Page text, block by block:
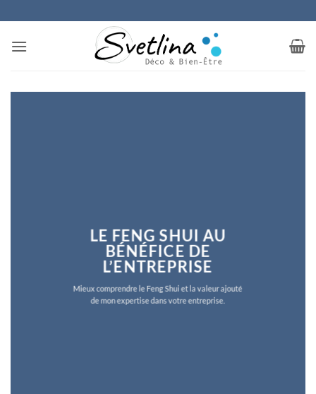
au
contenu
LE FENG SHUI AU
BÉNÉFICE DE
L’ENTREPRISE
Mieux comprendre le Feng Shui et la valeur ajouté
de mon expertise dans votre entreprise.